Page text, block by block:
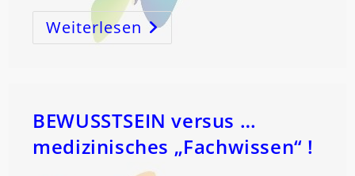
Weiterlesen Wie
Im
KLEINEN
IMMER
!
In
Diesem
Kosmos!
BEWUSSTSEIN versus …
medizinisches „Fachwissen“ !